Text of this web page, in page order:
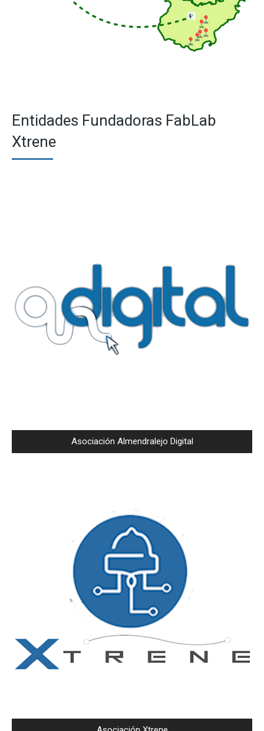
Entidades Fundadoras FabLab
Xtrene
Asociación Almendralejo Digital